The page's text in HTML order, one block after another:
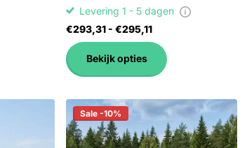
Levering 1 - 5 dagen
€293,31 - €295,11
Bekijk opties
Sale -10%